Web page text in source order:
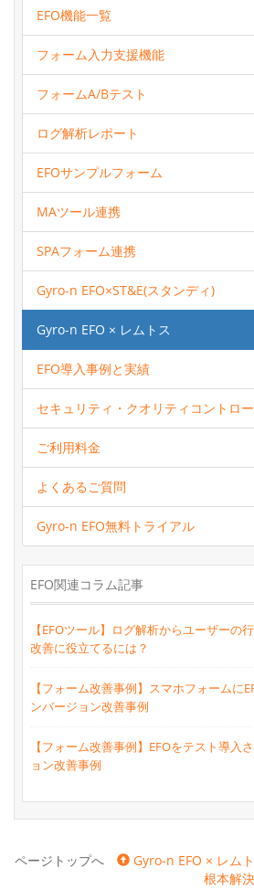
EFO機能一覧
フォーム入力支援機能
フォームA/Bテスト
ログ解析レポート
EFOサンプルフォーム
MAツール連携
SPAフォーム連携
Gyro-n EFO×ST&E(スタンディ)
Gyro-n EFO × レムトス
EFO導入事例と実績
セキュリティ・クオリティコントロ
ご利用料金
よくあるご質問
Gyro-n EFO無料トライアル
EFO関連コラム記事
【EFOツール】ログ解析からユーザーの
改善に役立てるには？
【フォーム改善事例】スマホフォームに
ンバージョン改善事例
【フォーム改善事例】EFOをテスト導入
ョン改善事例
ページトップへ
Gyro-n EFO × レム
根本解